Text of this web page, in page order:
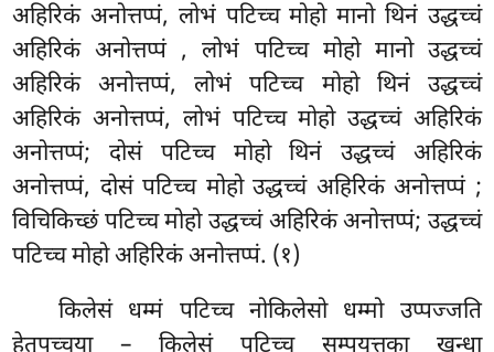
अहिरिकं अनोत्तप्पं, लोभं पटिच्च मोहो मानो थिनं उद्धच्चं
अहिरिकं अनोत्तप्पं , लोभं पटिच्च मोहो मानो उद्धच्चं
अहिरिकं अनोत्तप्पं, लोभं पटिच्च मोहो थिनं उद्धच्चं
अहिरिकं अनोत्तप्पं, लोभं पटिच्च मोहो उद्धच्चं अहिरिकं
अनोत्तप्पं; दोसं पटिच्च मोहो थिनं उद्धच्चं अहिरिकं
अनोत्तप्पं, दोसं पटिच्च मोहो उद्धच्चं अहिरिकं अनोत्तप्पं ;
विचिकिच्छं पटिच्च मोहो उद्धच्चं अहिरिकं अनोत्तप्पं; उद्धच्चं
पटिच्च मोहो अहिरिकं अनोत्तप्पं. (१)
किलेसं धम्मं पटिच्च नोकिलेसो धम्मो उप्पज्जति